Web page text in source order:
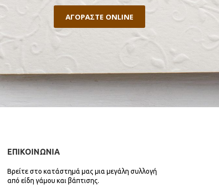
ΑΓΟΡΑΣΤΕ ONLINE
ΕΠΙΚΟΙΝΩΝΙΑ
Βρείτε στο κατάστημά μας μια μεγάλη συλλογή
από είδη γάμου και βάπτισης.